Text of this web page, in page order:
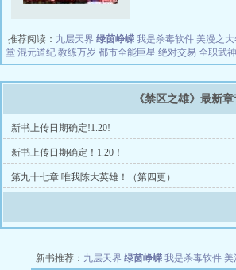
推荐阅读： 九层天界 绿茵峥嵘 我是杀毒软件 美漫之
堂 混元道纪 教练万岁 都市全能巨星 绝对交易 全职武神
《禁区之雄》最新
新书上传日期确定!1.20!
新书上传日期确定！1.20！
第九十七章 唯我陈大英雄！（第四更）
新书推荐： 九层天界 绿茵峥嵘 我是杀毒软件 美